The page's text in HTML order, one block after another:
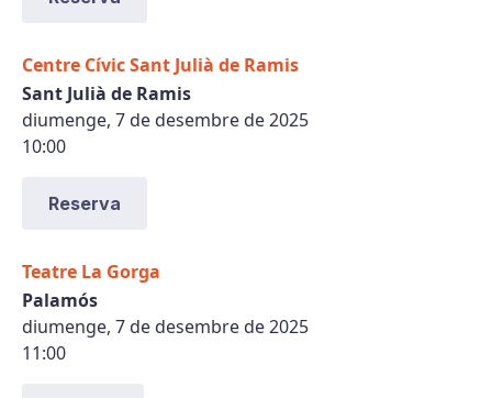
Centre Cívic Sant Julià de Ramis
Sant Julià de Ramis
diumenge, 7 de desembre de 2025
10:00
Reserva
Teatre La Gorga
Palamós
diumenge, 7 de desembre de 2025
11:00